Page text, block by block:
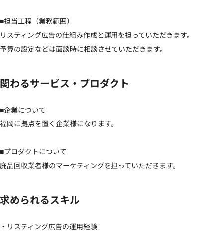
■担当工程（業務範囲）
リスティング広告の仕組み作成と運用を担っていただきます。
予算の設定などは面談時に相談させていただきます。
関わるサービス・プロダクト
■企業について
福岡に拠点を置く企業様になります。
■プロダクトについて
廃品回収業者様のマーケティングを担っていただきます。
求められるスキル
・リスティング広告の運用経験